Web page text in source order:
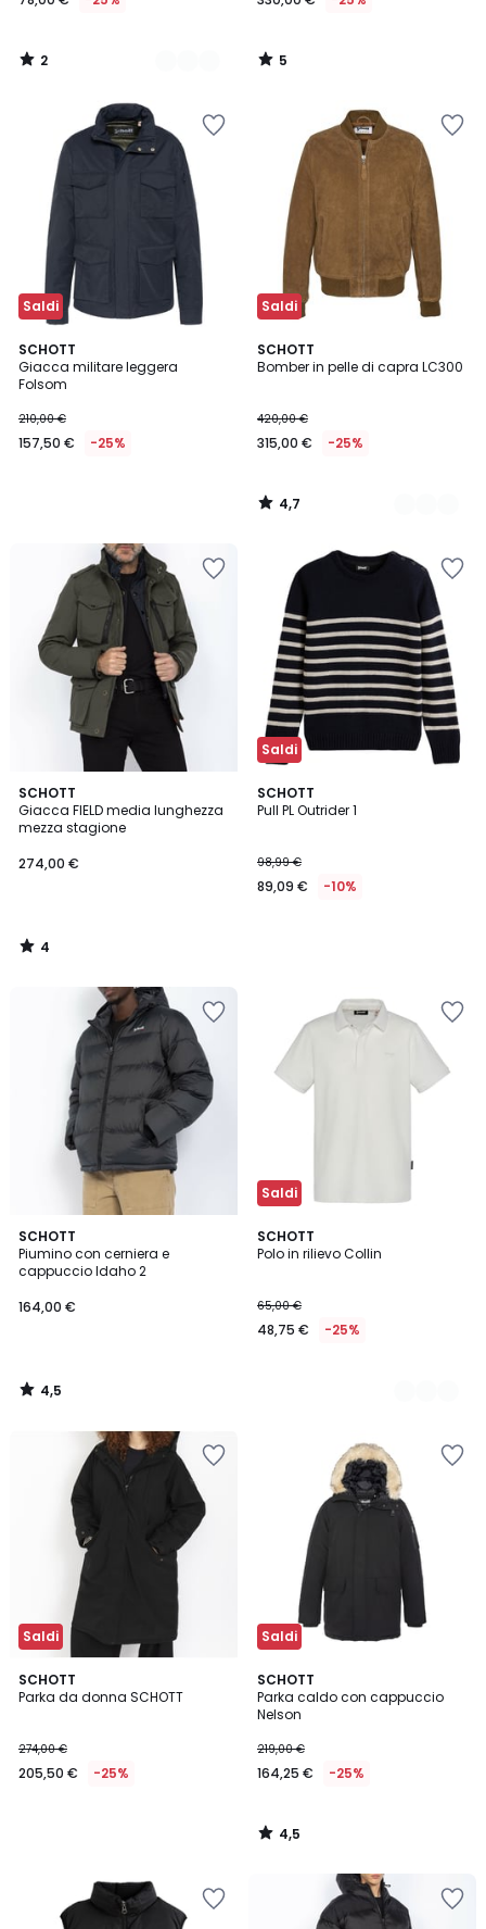
2
/
5
/
Saldi
SCHOTT
Giacca militare leggera
Folsom
210,00 €
157,50 € -25%
Saldi
SCHOTT
Bomber in pelle di capra LC300
420,00 €
315,00 € -25%
4,7
/ 5
2
Colori
4,7
/
SCHOTT
Giacca FIELD media lunghezza
mezza stagione
274,00 €
4
/
5
4
/
Saldi
SCHOTT
Pull PL Outrider 1
98,99 €
89,09 € -10%
SCHOTT
Piumino con cerniera e
cappuccio Idaho 2
164,00 €
4,5
/ 5
4,5
/
Saldi
SCHOTT
Polo in rilievo Collin
65,00 €
48,75 € -25%
2
Colori
Saldi
SCHOTT
Parka da donna SCHOTT
274,00 €
205,50 € -25%
Saldi
SCHOTT
Parka caldo con cappuccio
Nelson
219,00 €
164,25 € -25%
4,5
/ 5
4,5
/